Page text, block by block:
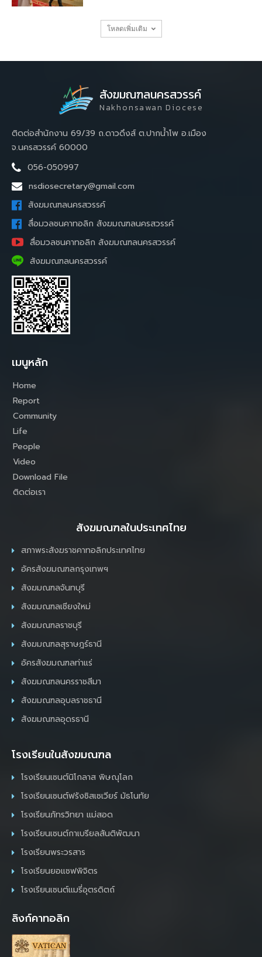
โหลดเพิ่มเติม
สังฆมณฑลนครสวรรค์
Nakhonsawan Diocese
ติดต่อสำนักงาน 69/39 ถ.ดาวดึงส์ ต.ปากน้ำโพ อ.เมือง
จ.นครสวรรค์ 60000
056-050997
nsdiosecretary@gmail.com
สังฆมณฑลนครสวรรค์
สื่อมวลชนคาทอลิก สังฆมณฑลนครสวรรค์
สื่อมวลชนคาทอลิก สังฆมณฑลนครสวรรค์
สังฆมณฑลนครสวรรค์
เมนูหลัก
Home
Report
Community
Life
People
Video
Download File
ติดต่อเรา
สังฆมณฑลในประเทศไทย
สภาพระสังฆราชคาทอลิกประเทศไทย
อัครสังฆมณฑลกรุงเทพฯ
สังฆมณฑลจันทบุรี
สังฆมณฑลเชียงใหม่
สังฆมณฑลราชบุรี
สังฆมณฑลสุราษฎร์ธานี
อัครสังฆมณฑลท่าแร่
สังฆมณฑลนครราชสีมา
สังฆมณฑลอุบลราชธานี
สังฆมณฑลอุดรธานี
โรงเรียนในสังฆมณฑล
โรงเรียนเซนต์นิโกลาส พิษณุโลก
โรงเรียนเซนต์ฟรังซิสเซเวียร์ มัธโนทัย
โรงเรียนภัทรวิทยา แม่สอด
โรงเรียนเซนต์กาเบรียลสันติพัฒนา
โรงเรียนพระวรสาร
โรงเรียนยอแซฟพิจิตร
โรงเรียนเซนต์แมรี่อุตรดิตถ์
ลิงก์คาทอลิก